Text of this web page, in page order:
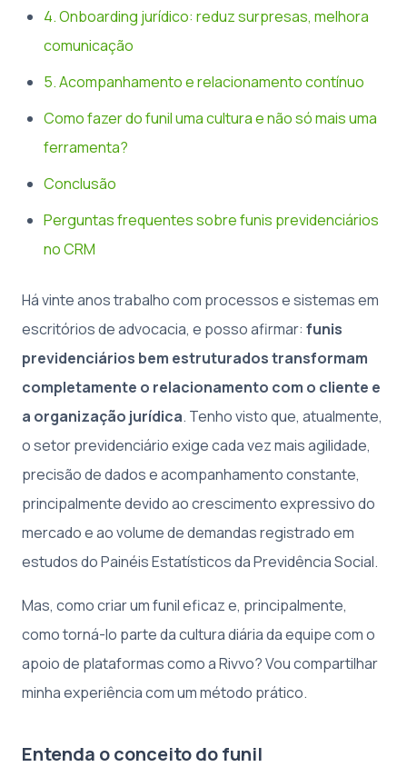
4. Onboarding jurídico: reduz surpresas, melhora
comunicação
5. Acompanhamento e relacionamento contínuo
Como fazer do funil uma cultura e não só mais uma
ferramenta?
Conclusão
Perguntas frequentes sobre funis previdenciários
no CRM
Há vinte anos trabalho com processos e sistemas em
escritórios de advocacia, e posso afirmar: funis
previdenciários bem estruturados transformam
completamente o relacionamento com o cliente e
a organização jurídica. Tenho visto que, atualmente,
o setor previdenciário exige cada vez mais agilidade,
precisão de dados e acompanhamento constante,
principalmente devido ao crescimento expressivo do
mercado e ao volume de demandas registrado em
estudos do Painéis Estatísticos da Previdência Social.
Mas, como criar um funil eficaz e, principalmente,
como torná-lo parte da cultura diária da equipe com o
apoio de plataformas como aRivvo? Vou compartilhar
minha experiência com um método prático.
Entenda o conceito do funil